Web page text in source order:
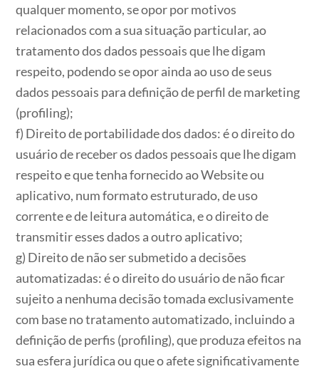
qualquer momento, se opor por motivos
relacionados com a sua situação particular, ao
tratamento dos dados pessoais que lhe digam
respeito, podendo se opor ainda ao uso de seus
dados pessoais para definição de perfil de marketing
(profiling);
f) Direito de portabilidade dos dados: é o direito do
usuário de receber os dados pessoais que lhe digam
respeito e que tenha fornecido ao Website ou
aplicativo, num formato estruturado, de uso
corrente e de leitura automática, e o direito de
transmitir esses dados a outro aplicativo;
g) Direito de não ser submetido a decisões
automatizadas: é o direito do usuário de não ficar
sujeito a nenhuma decisão tomada exclusivamente
com base no tratamento automatizado, incluindo a
definição de perfis (profiling), que produza efeitos na
sua esfera jurídica ou que o afete significativamente